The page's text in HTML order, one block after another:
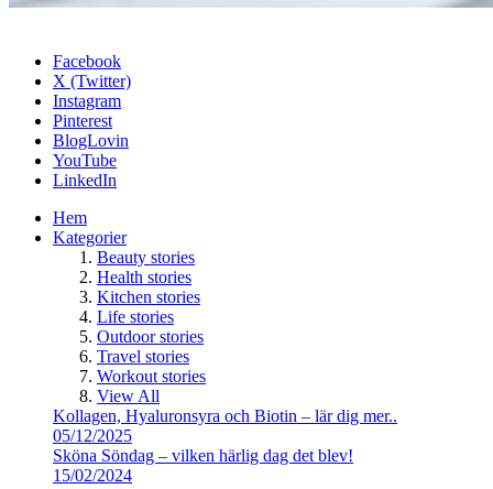
Facebook
X (Twitter)
Instagram
Pinterest
BlogLovin
YouTube
LinkedIn
Hem
Kategorier
Beauty stories
Health stories
Kitchen stories
Life stories
Outdoor stories
Travel stories
Workout stories
View All
Kollagen, Hyaluronsyra och Biotin – lär dig mer..
05/12/2025
Sköna Söndag – vilken härlig dag det blev!
15/02/2024